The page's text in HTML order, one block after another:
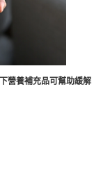
營養補充品可幫助緩解